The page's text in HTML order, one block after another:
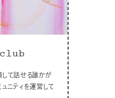
て話せる誰かが
ニティを運営して